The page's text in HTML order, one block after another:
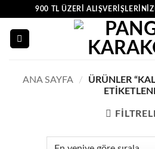
900 TL ÜZERI
ANA SAYFA /
ÜRÜNLER